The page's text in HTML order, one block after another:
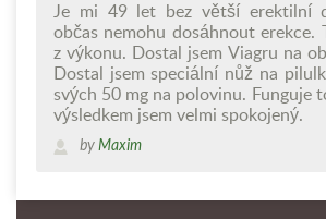
Je mi 49 let bez větší erektilní
občas nemohu dosáhnout erekce.
z výkonu. Dostal jsem Viagru na
Dostal jsem speciální nůž na
svých 50 mg na polovinu. Funguje
výsledkem jsem velmi spokojený.
byMaxim